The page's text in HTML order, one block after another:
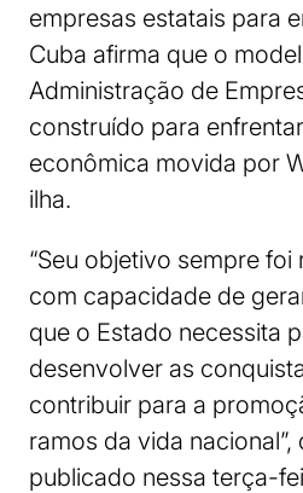
empresas estatais para
Cuba afirma que o
Administração de
construído para
econômica movida por
ilha.
“Seu objetivo sempre foi
com capacidade de
que o Estado necessita
desenvolver as
contribuir para a
ramos da vida
publicado nessa terça-